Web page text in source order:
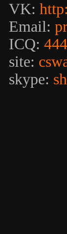
VK:
Email:
ICQ:
site:
skype: